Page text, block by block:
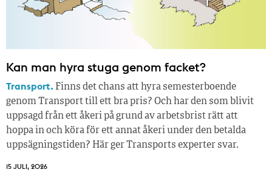
Kan man hyra stuga genom facket?
Transport. Finns det chans att hyra semesterboende
genom Transport till ett bra pris? Och har den som blivit
uppsagd från ett åkeri på grund av arbetsbrist rätt att
hoppa in och köra för ett annat åkeri under den betalda
uppsägningstiden? Här ger Transports experter svar.
15 JULI, 2026